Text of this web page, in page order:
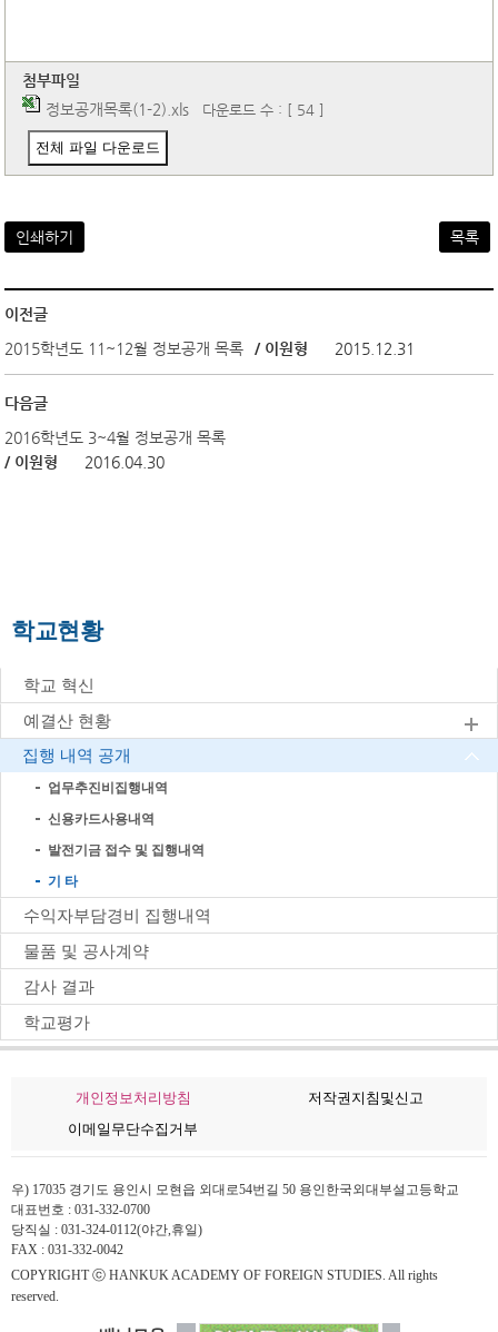
첨부파일
정보공개목록(1-2).xls 다운로드 수 : [ 54 ]
전체 파일 다운로드
인쇄하기 목록
이전글
2015학년도 11~12월 정보공개 목록
/ 이원형 2015.12.31
다음글
2016학년도 3~4월 정보공개 목록
/ 이원형
2016.04.30
학교현황
학교 혁신
예결산 현황
집행 내역 공개
업무추진비집행내역
신용카드사용내역
발전기금 접수 및 집행내역
기 타
수익자부담경비 집행내역
물품 및 공사계약
감사 결과
학교평가
개인정보처리방침
저작권지침및신고
이메일무단수집거부
우) 17035 경기도 용인시 모현읍 외대로54번길 50 용인한국외대부설고등학교
대표번호 : 031-332-0700
당직실 : 031-324-0112(야간,휴일)
FAX : 031-332-0042
COPYRIGHT ⓒ HANKUK ACADEMY OF FOREIGN STUDIES. All rights
reserved.